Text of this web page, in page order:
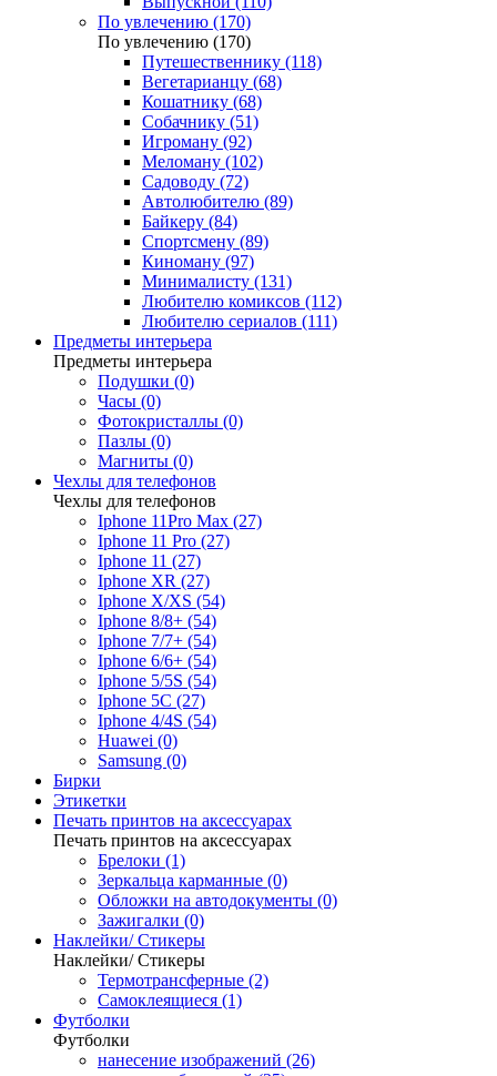
По увлечению (170)
По увлечению (170)
Путешественнику (118)
Вегетарианцу (68)
Кошатнику (68)
Собачнику (51)
Игроману (92)
Меломану (102)
Садоводу (72)
Автолюбителю (89)
Байкеру (84)
Спортсмену (89)
Киноману (97)
Минималисту (131)
Любителю комиксов (112)
Любителю сериалов (111)
Предметы интерьера
Предметы интерьера
Подушки (0)
Часы (0)
Фотокристаллы (0)
Пазлы (0)
Магниты (0)
Чехлы для телефонов
Чехлы для телефонов
Iphone 11Pro Max (27)
Iphone 11 Pro (27)
Iphone 11 (27)
Iphone XR (27)
Iphone X/XS (54)
Iphone 8/8+ (54)
Iphone 7/7+ (54)
Iphone 6/6+ (54)
Iphone 5/5S (54)
Iphone 5C (27)
Iphone 4/4S (54)
Huawei (0)
Samsung (0)
Бирки
Этикетки
Печать принтов на аксессуарах
Печать принтов на аксессуарах
Брелоки (1)
Зеркальца карманные (0)
Обложки на автодокументы (0)
Зажигалки (0)
Наклейки/ Стикеры
Наклейки/ Стикеры
Термотрансферные (2)
Самоклеящиеся (1)
Футболки
Футболки
нанесение изображений (26)